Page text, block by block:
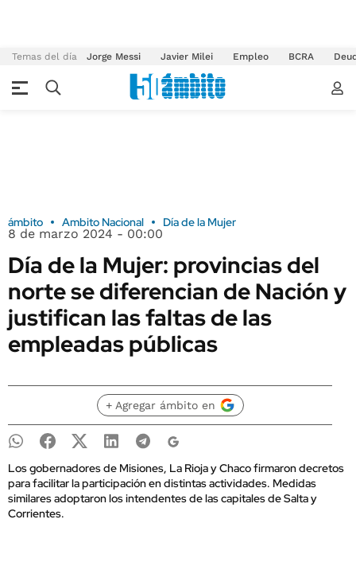
Temas del día Jorge Messi Javier Milei Empleo BCRA
ámbito Ambito Nacional Día de la Mujer
8 de marzo 2024 - 00:00
Día de la Mujer: provincias del
norte se diferencian de Nación y
justifican las faltas de las
empleadas públicas
+ Agregar ámbito en
Los gobernadores de Misiones, La Rioja y Chaco firmaron decretos
para facilitar la participación en distintas actividades. Medidas
similares adoptaron los intendentes de las capitales de Salta y
Corrientes.